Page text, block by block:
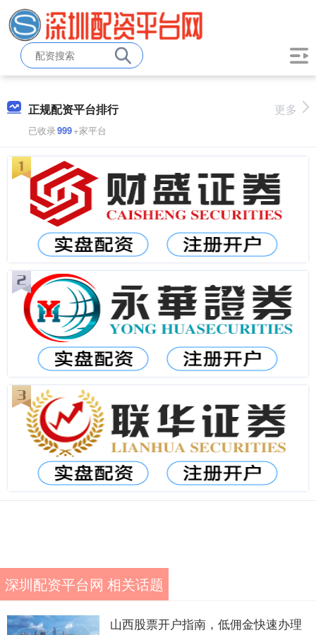
正规配资平台排行
已收录999+家平台
更多
深圳配资平台网 相关话题
山西股票开户指南，低佣金快速办理